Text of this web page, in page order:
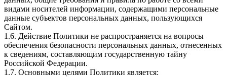
видами носителей информации, содержащими персональные
данные субъектов персональных данных, пользующихся
Сайтом.
1.6. Действие Политики не распространяется на вопросы
обеспечения безопасности персональных данных, отнесенных
к сведениям, составляющим государственную тайну
Российской Федерации.
1.7. Основными целями Политики является: